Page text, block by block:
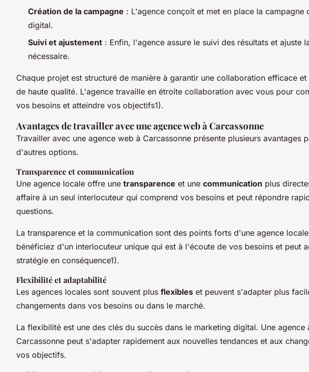
Création de la campagne : L'agence conçoit et met en place la campagne
digital.
Suivi et ajustement : Enfin, l'agence assure le suivi des résultats et ajuste
nécessaire.
Chaque projet est structuré de manière à garantir une collaboration efficace et
de haute qualité. L'agence travaille en étroite collaboration avec vous pour
vos besoins et atteindre vos objectifs1).
Avantages de travailler avec une agence web à Carcassonne
Travailler avec une agence web à Carcassonne présente plusieurs avantages
d'autres options.
Transparence et communication
Une agence locale offre une transparence et une communication plus
affaire à un seul interlocuteur qui comprend vos besoins et peut répondre
questions.
La transparence et la communication sont des points forts d'une agence
bénéficiez d'un interlocuteur unique qui est à l'écoute de vos besoins et peut
stratégie en conséquence1).
Flexibilité et adaptabilité
Les agences locales sont souvent plus flexibles et peuvent s'adapter plus
changements dans vos besoins ou dans le marché.
La flexibilité est une des clés du succès dans le marketing digital. Une agence
Carcassonne peut s'adapter rapidement aux nouvelles tendances et aux
vos objectifs.